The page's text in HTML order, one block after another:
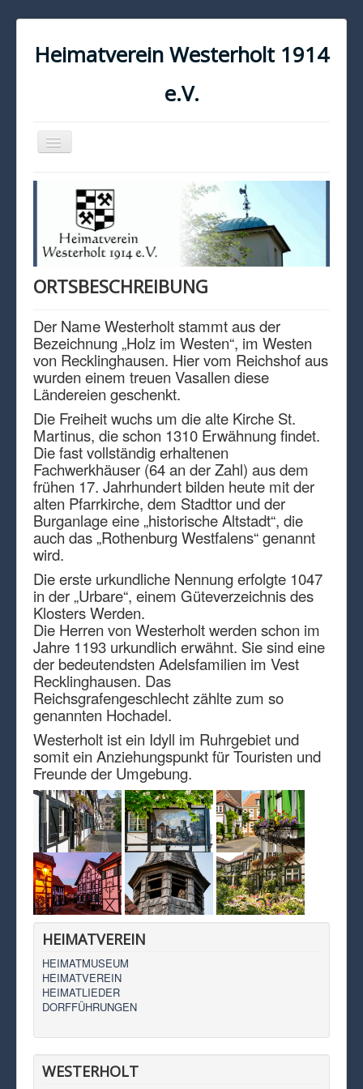
Heimatverein Westerholt 1914
e.V.
Navigation
an/aus
KONTAKT
IMPRESSUM
DATENSCHUTZ
ORTSBESCHREIBUNG
Der Name Westerholt stammt aus der
Bezeichnung „Holz im Westen“, im Westen
von Recklinghausen. Hier vom Reichshof aus
wurden einem treuen Vasallen diese
Ländereien geschenkt.
Die Freiheit wuchs um die alte Kirche St.
Martinus, die schon 1310 Erwähnung findet.
Die fast vollständig erhaltenen
Fachwerkhäuser (64 an der Zahl) aus dem
frühen 17. Jahrhundert bilden heute mit der
alten Pfarrkirche, dem Stadttor und der
Burganlage eine „historische Altstadt“, die
auch das „Rothenburg Westfalens“ genannt
wird.
Die erste urkundliche Nennung erfolgte 1047
in der „Urbare“, einem Güteverzeichnis des
Klosters Werden.
Die Herren von Westerholt werden schon im
Jahre 1193 urkundlich erwähnt. Sie sind eine
der bedeutendsten Adelsfamilien im Vest
Recklinghausen. Das
Reichsgrafengeschlecht zählte zum so
genannten Hochadel.
Westerholt ist ein Idyll im Ruhrgebiet und
somit ein Anziehungspunkt für Touristen und
Freunde der Umgebung.
HEIMATVEREIN
HEIMATMUSEUM
HEIMATVEREIN
HEIMATLIEDER
DORFFÜHRUNGEN
WESTERHOLT